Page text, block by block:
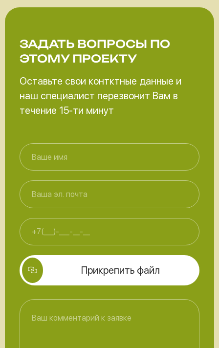
ЗАДАТЬ ВОПРОСЫ ПО
ЭТОМУ ПРОЕКТУ
Оставьте свои контктные данные и
наш специалист перезвонит Вам в
течение 15-ти минут
Прикрепить файл